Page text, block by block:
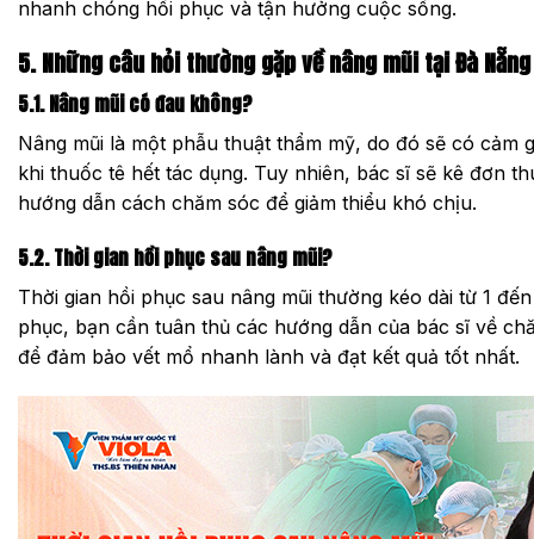
nhanh chóng hồi phục và tận hưởng cuộc sống.
5. Những câu hỏi thường gặp về nâng mũi tại Đà Nẵng
5.1. Nâng mũi có đau không?
Nâng mũi là một phẫu thuật thẩm mỹ, do đó sẽ có cảm
khi thuốc tê hết tác dụng. Tuy nhiên, bác sĩ sẽ kê đơn
hướng dẫn cách chăm sóc để giảm thiểu khó chịu.
5.2. Thời gian hồi phục sau nâng mũi?
Thời gian hồi phục sau nâng mũi thường kéo dài từ 1
phục, bạn cần tuân thủ các hướng dẫn của bác sĩ về
để đảm bảo vết mổ nhanh lành và đạt kết quả tốt nhất.